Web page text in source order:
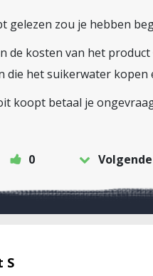
gelezen zou je hebben
de kosten van het
die het suikerwater kopen
koopt betaal je
0
S